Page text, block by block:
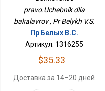
pravo.Uchebnik dlia
bakalavrov , Pr Belykh V.S.
Пр Белых В.С.
Артикул: 1316255
$35.33
Доставка за 14–20 дней